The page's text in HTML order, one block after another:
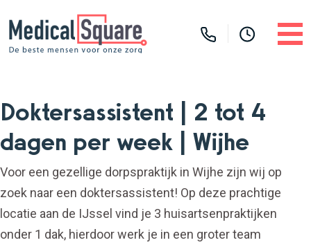
Doktersassistent | 2 tot 4
dagen per week | Wijhe
Voor een gezellige dorpspraktijk in Wijhe zijn wij op
zoek naar een doktersassistent! Op deze prachtige
locatie aan de IJssel vind je 3 huisartsenpraktijken
onder 1 dak, hierdoor werk je in een groter team